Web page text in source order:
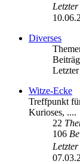
Diverses
Witze-Ecke
Treffpunkt
Kurioses, ....
22
106